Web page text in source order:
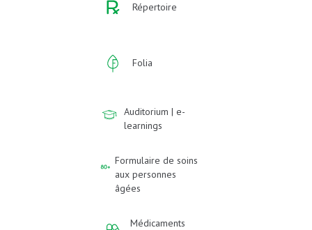
Répertoire
Folia
Auditorium | e-
learnings
Formulaire de soins
aux personnes
âgées
Médicaments